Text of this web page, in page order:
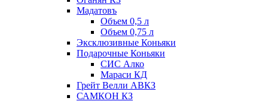
Мадатовъ
Объем 0,5 л
Объем 0,75 л
Эксклюзивные Коньяки
Подарочные Коньяки
СИС Алко
Мараси КД
Грейт Велли АВКЗ
САМКОН КЗ